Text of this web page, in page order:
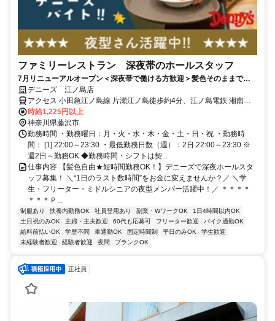
ファミリーレストラン 深夜帯のホールスタッフ
7月リニューアルオープン＜深夜帯で働ける方歓迎＞髪色そのままで
OK♪深夜手当＋食事補助＆割引券で、夜ふかし時間がおトクな収入に◎
大学生歓迎！
デニーズ 江ノ島店
アクセス 小田急江ノ島線 片瀬江ノ島徒歩約4分、江ノ島電鉄 湘南海
岸公園徒歩約11分、江ノ島電鉄 江ノ島徒歩約11分 片瀬江ノ島駅より
徒歩5分
時給1,225円以上
神奈川県藤沢市
勤務時間 ・勤務曜日：月・火・水・木・金・土・日・祝 ・勤務時
間： [1] 22:00～23:30 ・最低勤務日数（週）：2日 22:00～23:30 ※
週2日～勤務OK ◆勤務時間・シフトは契...
仕事内容 【髪色自由★短時間勤務OK！】デニーズで深夜ホールスタ
ッフ募集！ ＼“1日のラスト数時間”をお金に変えませんか？／ ＼学
生・フリーター・ミドルシニアの夜型メンバー活躍中！／ ＊＊＊＊
＊＊＊Ｐ...
制服あり 扶養内勤務OK 社員登用あり 副業・WワークOK
1日4時間以内OK
土日祝のみOK
主婦・主夫歓迎 60代も応募可 フリーター歓迎
バイク通勤OK
給料前払いOK
学歴不問 車通勤OK 固定時間制 平日のみOK
学生歓迎
未経験者歓迎
経験者歓迎 夜間 ブランクOK
正社員